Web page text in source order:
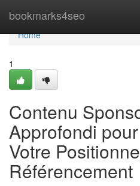
bookmarks4seo
Home
Home
1
Contenu
Approfondi
Votre
Référencement